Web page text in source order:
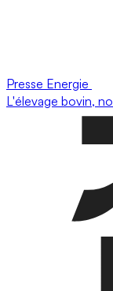
Presse Energie
L'élevage bovin,